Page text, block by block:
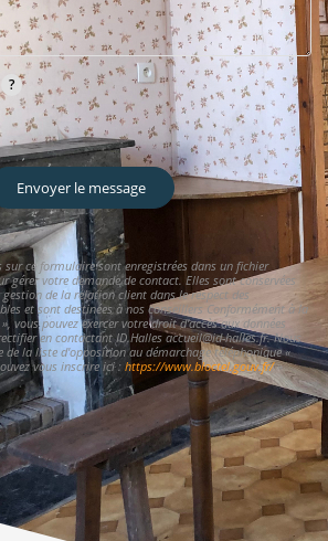
Envoyer le message
ce formulaire sont enregistrées dans un fichier
gérer votre demande de contact. Elles sont conservées
de la relation client dans le respect des
et sont destinées à nos conseillers Conformément à la
vous pouvez exercer votre droit d'accès aux données
en contactant ID.Halles accueil@id-halles.fr. Nous
de la liste d'opposition au démarchage téléphonique «
vous inscrire ici : https://www.bloctel.gouv.fr/»